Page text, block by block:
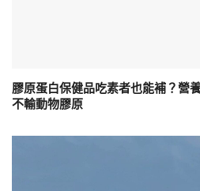
膠原蛋白保健品吃素者也能補？營
不輸動物膠原